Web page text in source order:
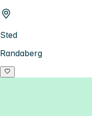
Sted
Randaberg